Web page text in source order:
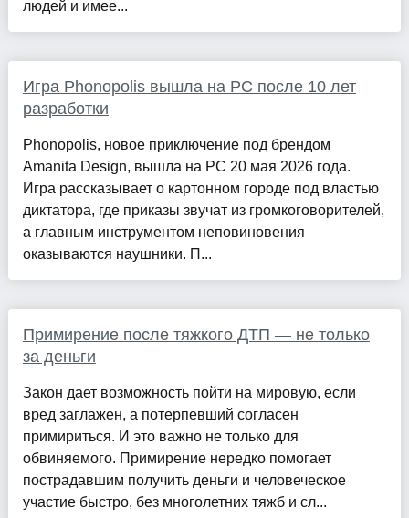
людей и имее...
Игра Phonopolis вышла на PC после 10 лет
разработки
Phonopolis, новое приключение под брендом
Amanita Design, вышла на PC 20 мая 2026 года.
Игра рассказывает о картонном городе под властью
диктатора, где приказы звучат из громкоговорителей,
а главным инструментом неповиновения
оказываются наушники. П...
Примирение после тяжкого ДТП — не только
за деньги
Закон дает возможность пойти на мировую, если
вред заглажен, а потерпевший согласен
примириться. И это важно не только для
обвиняемого. Примирение нередко помогает
пострадавшим получить деньги и человеческое
участие быстро, без многолетних тяжб и сл...